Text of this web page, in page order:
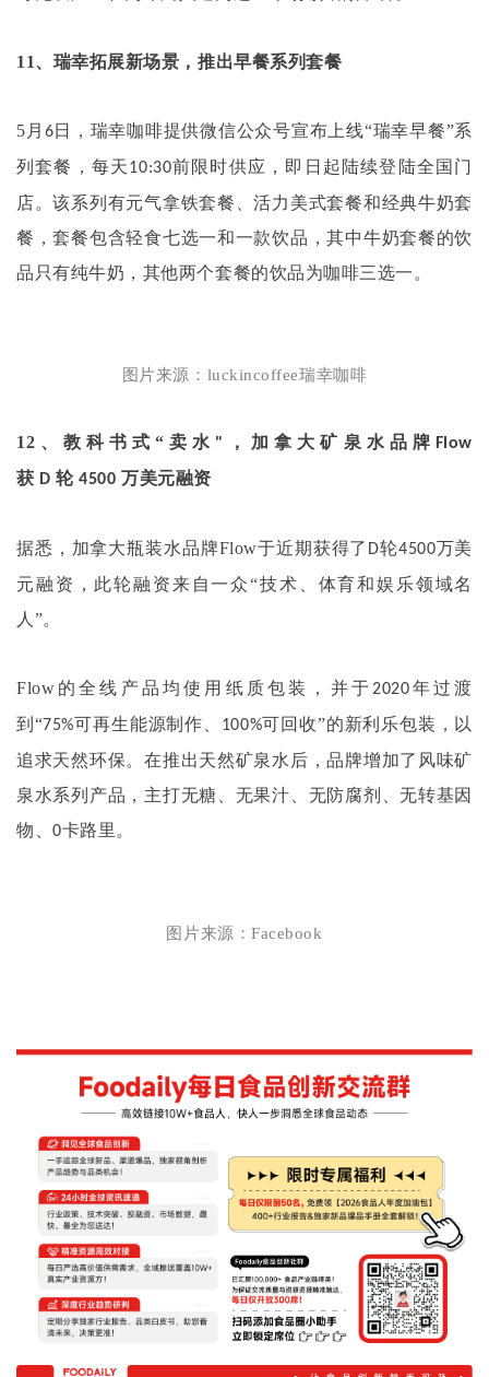
11、瑞幸拓展新场景，推出早餐系列套餐
5 月 6日，瑞幸咖啡提供微信公众号宣布上线“瑞幸早餐”系
列套餐，每天10:30前限时供应，即日起陆续登陆全国门
店。该系列有元气拿铁套餐、活力美式套餐和经典牛奶套
餐，套餐包含轻食七选一和一款饮品，其中牛奶套餐的饮
品只有纯牛奶，其他两个套餐的饮品为咖啡三选一。
图片来源： luckincoffee瑞幸咖啡
12 、教科书式“卖水 " ，加拿大矿泉水品牌 Flow
获 D轮4500 万美元融资
据悉，加拿大瓶装水品牌Flow于近期获得了 D轮4500万美
元融资，此轮融资来自一众“技术、体育和娱乐领域名
人”。
Flow 的全线产品均使用纸质包装，并于2020年过渡
到“75%可再生能源制作、 100%可回收”的新利乐包装，以
追求天然环保。在推出天然矿泉水后，品牌增加了风味矿
泉水系列产品，主打无糖、无果汁、无防腐剂、无转基因
物、0卡路里。
图片来源：Facebook